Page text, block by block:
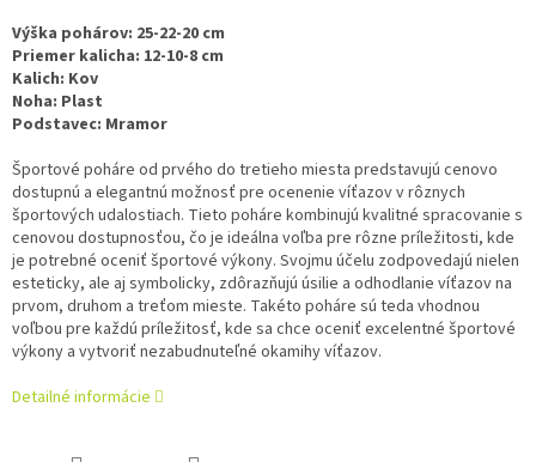
Výška pohárov: 25-22-20 cm
Priemer kalicha: 12-10-8 cm
Kalich: Kov
Noha: Plast
Podstavec: Mramor
Športové poháre od prvého do tretieho miesta predstavujú cenovo
dostupnú a elegantnú možnosť pre ocenenie víťazov v rôznych
športových udalostiach. Tieto poháre kombinujú kvalitné spracovanie s
cenovou dostupnosťou, čo je ideálna voľba pre rôzne príležitosti, kde
je potrebné oceniť športové výkony. Svojmu účelu zodpovedajú nielen
esteticky, ale aj symbolicky, zdôrazňujú úsilie a odhodlanie víťazov na
prvom, druhom a treťom mieste. Takéto poháre sú teda vhodnou
voľbou pre každú príležitosť, kde sa chce oceniť excelentné športové
výkony a vytvoriť nezabudnuteľné okamihy víťazov.
Detailné informácie